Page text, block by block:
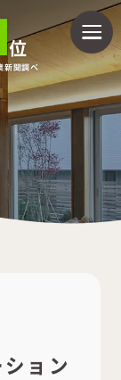
位
聞調べ
ョン